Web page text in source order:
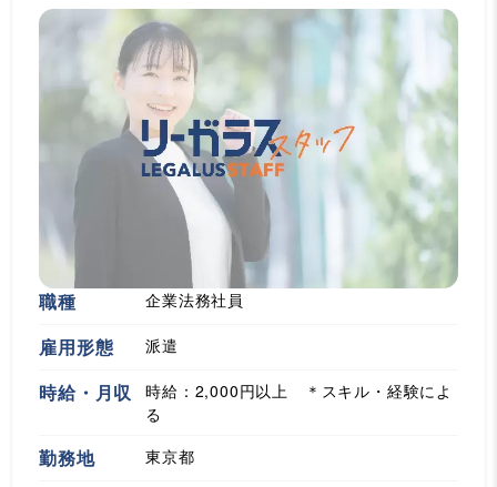
職種 企業法務社員
雇用形態 派遣
時給・月収
時給：2,000円以上 ＊スキル・経験によ
る
勤務地 東京都